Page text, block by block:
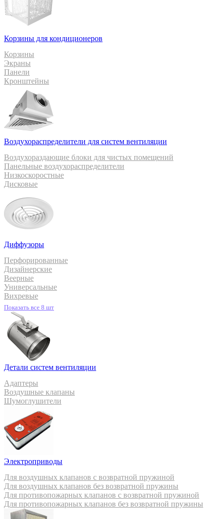
Корзины для кондиционеров
Корзины
Экраны
Панели
Кронштейны
Воздухораспределители для систем вентиляции
Воздухораздающие блоки для чистых помещений
Панельные воздухораспределители
Низкоскоростные
Дисковые
Диффузоры
Перфорированные
Дизайнерские
Веерные
Универсальные
Вихревые
Показать все 8 шт
Детали систем вентиляции
Адаптеры
Воздушные клапаны
Шумоглушители
Электроприводы
Для воздушных клапанов с возвратной пружиной
Для воздушных клапанов без возвратной пружины
Для противопожарных клапанов с возвратной пружиной
Для противопожарных клапанов без возвратной пружины